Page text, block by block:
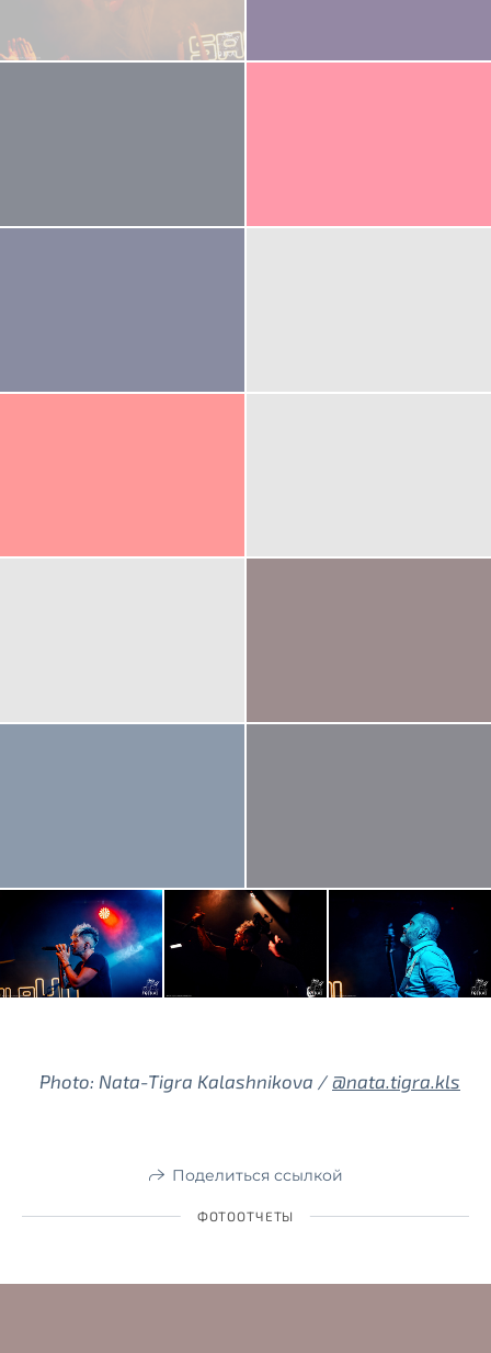
Photo: Nata-Tigra Kalashnikova / @nata.tigra.kls
Поделиться ссылкой
ФОТООТЧЕТЫ